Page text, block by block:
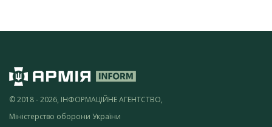
© 2018 - 2026, ІНФОРМАЦІЙНЕ АГЕНТСТВО,
Міністерство оборони України